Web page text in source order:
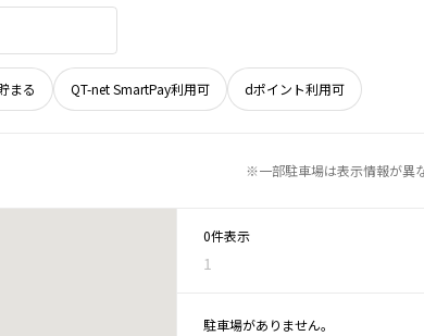
まる QT-net SmartPay利用可 dポイント利用可
※一部駐車場は表示情報が異
0件表示
1
駐車場がありません。